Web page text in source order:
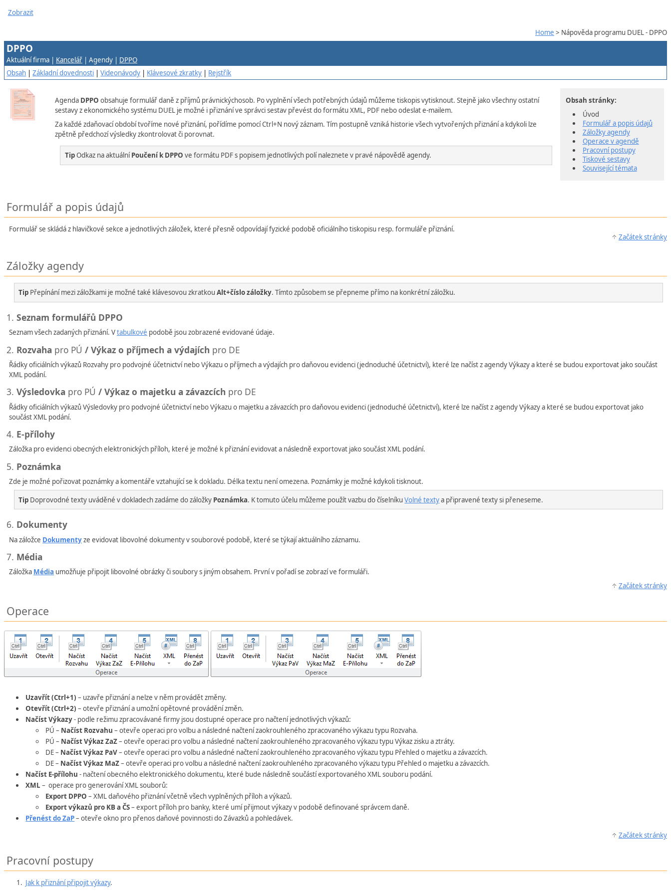
Zobrazit
Home > Nápověda programu DUEL - DPPO
DPPO
Aktuální firma | Kancelář | Agendy | DPPO
Obsah |Základní dovednosti |Videonávody | Klávesové zkratky | Rejstřík
Agenda DPPO obsahuje formulář daně z příjmů právnickýchosob. Po vyplnění všech potřebných údajů můžeme tiskopis vytisknout. Stejně jako všechny ostatní
sestavy z ekonomického systému DUEL je možné i přiznání ve správci sestav převést do formátu XML, PDF nebo odeslat e-mailem.
Za každé zdaňovací období tvoříme nové přiznání, pořídíme pomocí Ctrl+N nový záznam. Tím postupně vzniká historie všech vytvořených přiznání a kdykoli lze
zpětně předchozí výsledky zkontrolovat či porovnat.
TipOdkaz na aktuální Poučení k DPPO ve formátu PDF s popisem jednotlivých polí naleznete v pravé nápovědě agendy.
Obsah stránky:
Úvod
Formulář a popis údajů
Záložky agendy
Operace v agendě
Pracovní postupy
Tiskové sestavy
Související témata
Formulář a popis údajů
Formulář se skládá z hlavičkové sekce a jednotlivých záložek, které přesně odpovídají fyzické podobě oficiálního tiskopisu resp. formuláře přiznání.
Začátek stránky
Záložky agendy
Tip Přepínání mezi záložkami je možné také klávesovou zkratkouAlt+číslo záložky. Tímto způsobem se přepneme přímo na konkrétní záložku.
1. Seznam formulářů DPPO
Seznam všech zadaných přiznání. Vtabulkové podobě jsou zobrazené evidované údaje.
2. Rozvaha pro PÚ / Výkaz o příjmech a výdajích pro DE
Řádky oficiálních výkazů Rozvahy pro podvojné účetnictví nebo Výkazu o příjmech a výdajích pro daňovou evidenci (jednoduché účetnictví), které lze načíst z agendy Výkazy a které se budou exportovat jako součást
XML podání.
3. Výsledovka pro PÚ / Výkaz o majetku a závazcích pro DE
Řádky oficiálních výkazů Výsledovky pro podvojné účetnictví nebo Výkazu o majetku a závazcích pro daňovou evidenci (jednoduché účetnictví), které lze načíst z agendy Výkazy a které se budou exportovat jako
součást XML podání.
4. E-přílohy
Záložka pro evidenci obecných elektronických příloh, které je možné k přiznání evidovat a následně exportovat jako součást XML podání.
5. Poznámka
Zde je možné pořizovat poznámky a komentáře vztahující se k dokladu. Délka textu není omezena. Poznámky je možné kdykoli tisknout.
Tip Doprovodné texty uváděné v dokladech zadáme do záložky Poznámka. K tomuto účelu můžeme použít vazbu do číselníkuVolné textya připravené texty si přeneseme.
6. Dokumenty
Na záložce Dokumentyze evidovat libovolné dokumenty v souborové podobě, které se týkají aktuálního záznamu.
7. Média
Záložka Média umožňuje připojit libovolné obrázky či soubory s jiným obsahem. První v pořadí se zobrazí ve formuláři.
Začátek stránky
Operace
Uzavřít (Ctrl+1) – uzavře přiznání a nelze v něm provádět změny.
Otevřít (Ctrl+2) – otevře přiznání a umožní opětovné provádění změn.
Načíst Výkazy- podle režimu zpracovávané firmy jsou dostupné operace pro načtení jednotlivých výkazů:
PÚ – Načíst Rozvahu – otevře operaci pro volbu a následné načtení zaokrouhleného zpracovaného výkazu typu Rozvaha.
PÚ – Načíst Výkaz ZaZ– otevře operaci pro volbu a následné načtení zaokrouhleného zpracovaného výkazu typu Výkaz zisku a ztráty.
DE – Načíst Výkaz PaV– otevře operaci pro volbu a následné načtení zaokrouhleného zpracovaného výkazu typu Přehled o majetku a závazcích.
DE – Načíst Výkaz MaZ– otevře operaci pro volbu a následné načtení zaokrouhleného zpracovaného výkazu typu Přehled o majetku a závazcích.
Načíst E-přílohu - načtení obecného elektronického dokumentu, které bude následně součástí exportovaného XML souboru podání.
XML – operace pro generování XML souborů:
Export DPPO – XML daňového přiznání včetně všech vyplněných příloh a výkazů.
Export výkazů pro KB a ČS– export příloh pro banky, které umí přijmout výkazy v podobě definované správcem daně.
Přenést do ZaP– otevře okno pro přenos daňové povinnosti do Závazků a pohledávek.
Začátek stránky
Pracovní postupy
Jak k přiznání připojit výkazy.